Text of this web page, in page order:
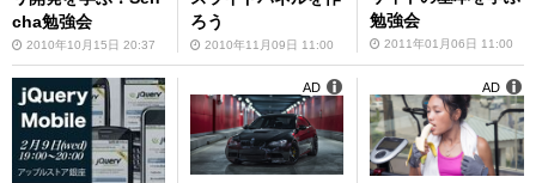
cha勉強会
2010年10月15日 20:37
ろう
2010年11月09日 11:00
勉強会
2011年01月06日 11:00
AD AD